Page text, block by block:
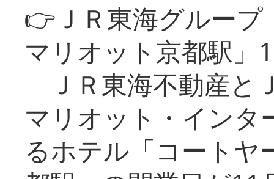
👉ＪＲ東海グルー
マリオット京都駅」
ＪＲ東海不動産と
マリオット・インタ
るホテル「コートヤ